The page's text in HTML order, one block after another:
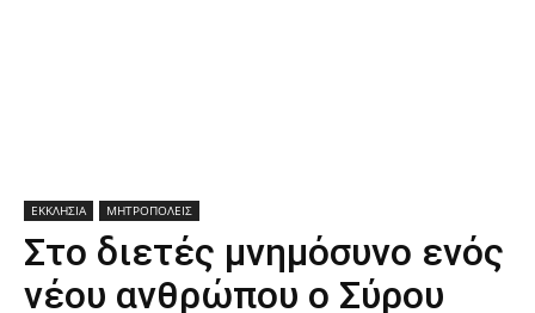
ΕΚΚΛΗΣΙΑ ΜΗΤΡΟΠΟΛΕΙΣ
Στο διετές μνημόσυνο ενός
νέου ανθρώπου ο Σύρου